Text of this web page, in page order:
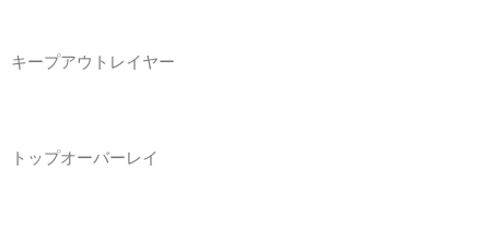
キープアウトレイヤー
トップオーバーレイ